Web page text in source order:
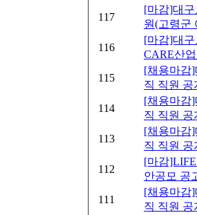
117
[마감]대
원(고령군
116
[마감]대
CARE산
115
[채용마감
직 직원 공
114
[채용마감
직 직원 공
113
[채용마감
직 직원 공
112
[마감
안공모 공
111
[채용마감
직 직원